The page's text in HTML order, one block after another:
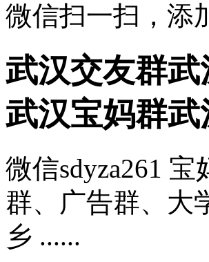
微信扫一扫，添
武汉交友群
武汉宝妈群
微信sdyza261
群、广告群、大
乡 ......